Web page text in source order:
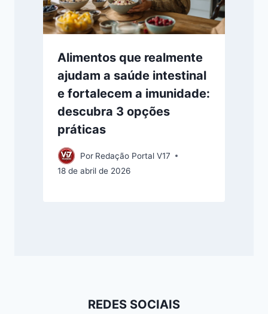
Alimentos que realmente
ajudam a saúde intestinal
e fortalecem a imunidade:
descubra 3 opções
práticas
Por Redação Portal V17
18 de abril de 2026
REDES SOCIAIS